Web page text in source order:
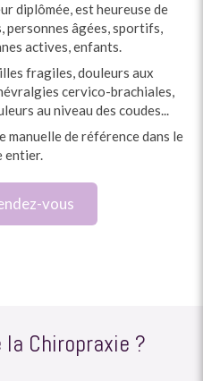
diplômée, est heureuse de
personnes âgées, sportifs,
actives, enfants.
fragiles, douleurs aux
cervico-brachiales,
au niveau des coudes...
manuelle de référence dans le
entier.
vous
Chiropraxie ?